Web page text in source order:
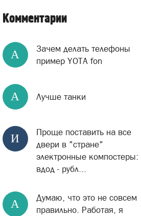
Комментарии
А
Зачем делать телефоны
пример YOTA fon
А Лучше танки
И
Проще поставить на все
двери в "стране"
электронные компостеры:
вдод - рубл...
А
Думаю, что это не совсем
правильно. Работая, я